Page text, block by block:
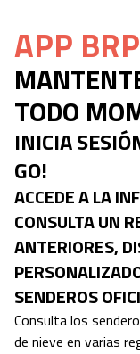
APP
TODO
INICIA
GO!
ACCEDE A LA
CONSULTA UN
ANTERIORES,
SENDEROS
Consulta los
de nieve en varias